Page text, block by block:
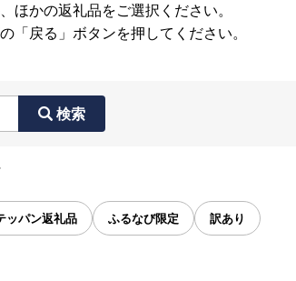
ほかの返礼品をご選択ください。
「戻る」ボタンを押してください。
検索
ッパン返礼品 ふるなび限定 訳あり